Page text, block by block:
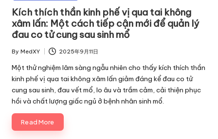
Kích thích thần kinh phế vị qua tai không
xâm lấn: Một cách tiếp cận mới để quản lý
đau co tử cung sau sinh mổ
Posted
by
By MedXY 2025年9月11日
Một thử nghiệm lâm sàng ngẫu nhiên cho thấy kích thích thần
kinh phế vị qua tai không xâm lấn giảm đáng kể đau co tử
cung sau sinh, đau vết mổ, lo âu và trầm cảm, cải thiện phục
hồi và chất lượng giấc ngủ ở bệnh nhân sinh mổ.
Read More